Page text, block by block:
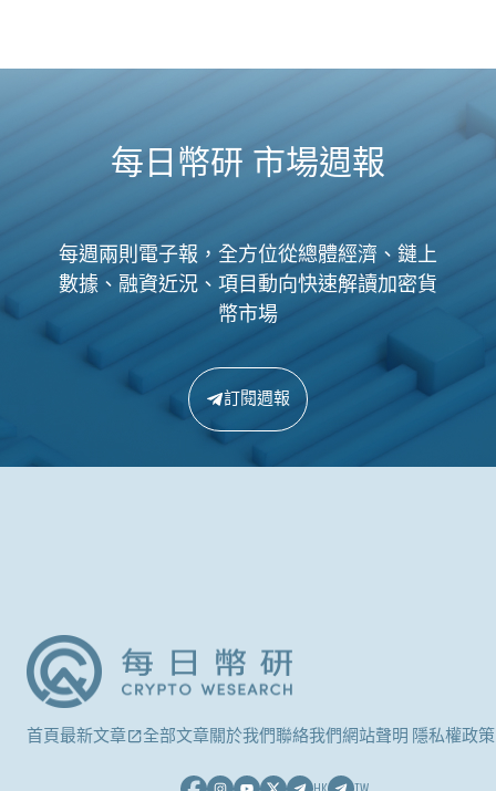
每日幣研 市場週報
每週兩則電子報，全方位從總體經濟、鏈上
數據、融資近況、項目動向快速解讀加密貨
幣市場
訂閱週報
首頁最新文章 全部文章關於我們聯絡我們網站聲明 隱私權政策